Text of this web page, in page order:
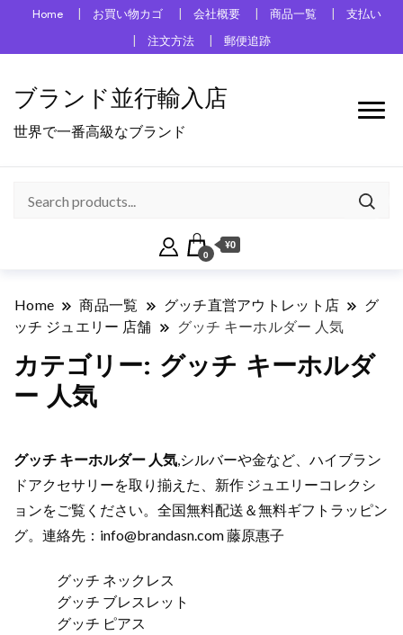
Home お買い物カゴ 会社概要 商品一覧
支払い
注文方法
郵便追跡
ブランド並行輸入店
世界で一番高級なブランド
0
¥0
Home 商品一覧 グッチ直営アウトレット店
グ
ッチ ジュエリー 店舗
グッチ キーホルダー 人気
カテゴリー: グッチ キーホルダ
ー 人気
グッチ キーホルダー 人気,シルバーや金など、ハイブラン
ドアクセサリーを取り揃えた、新作 ジュエリーコレクシ
ョンをご覧ください。全国無料配送＆無料ギフトラッピン
グ。連絡先： info@brandasn.com藤原惠子
グッチ ネックレス
グッチ ブレスレット
グッチ ピアス